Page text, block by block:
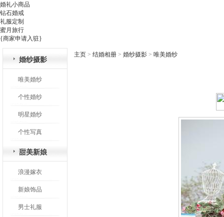
婚礼小商品
钻石婚戒
礼服定制
蜜月旅行
{商家申请入驻}
婚纱摄影
唯美婚纱
个性婚纱
明星婚纱
个性写真
甜美新娘
浪漫嫁衣
新娘饰品
男士礼服
主页 > 结婚相册 > 婚纱摄影 > 唯美婚纱